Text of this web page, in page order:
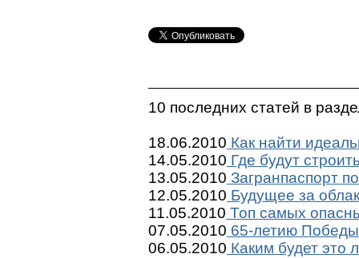
10 последних статей в
18.06.2010 Как найти
14.05.2010 Где будут
13.05.2010 Загранпаспорт
12.05.2010 Будущее за
11.05.2010 Топ самых
07.05.2010 65-летию
06.05.2010 Каким будет это